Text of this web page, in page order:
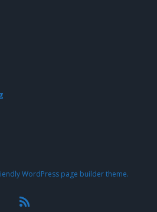
WordPress page builder theme.